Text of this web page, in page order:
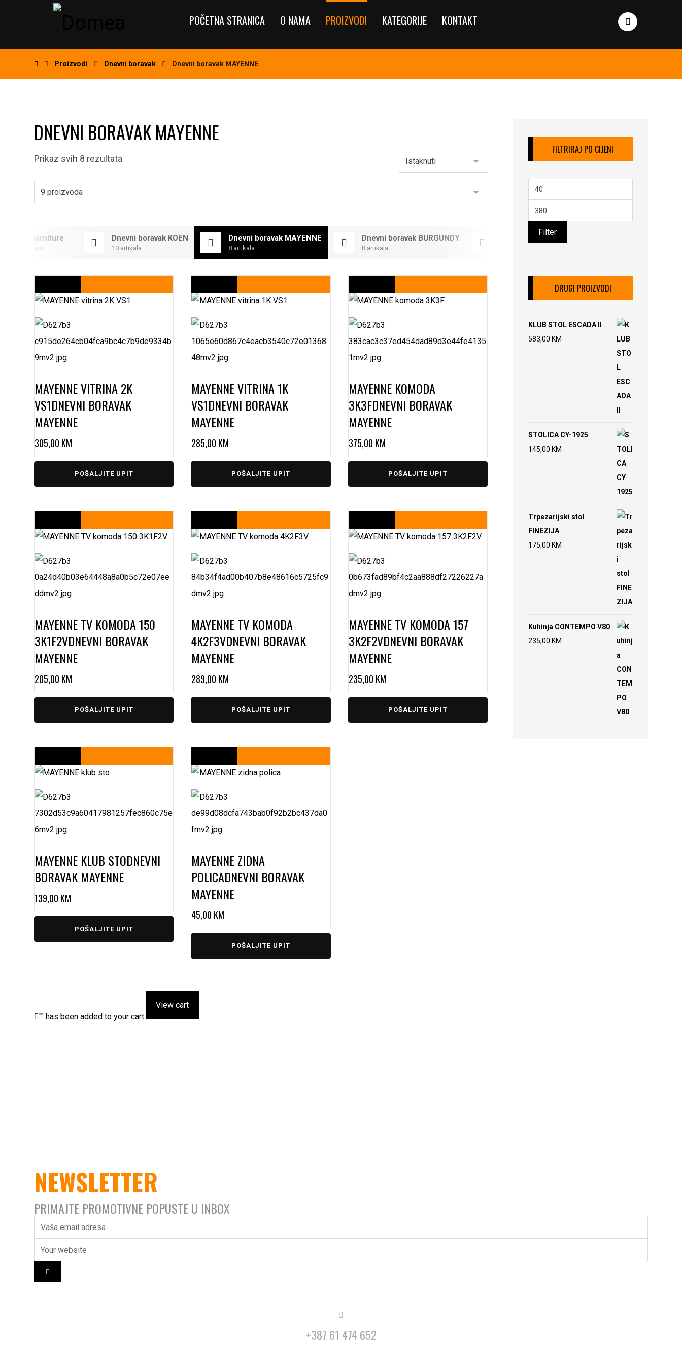
POČETNA STRANICA O NAMA PROIZVODI KATEGORIJE KONTAKT
Proizvodi Dnevni boravak Dnevni boravak MAYENNE
DNEVNI BORAVAK MAYENNE
Prikaz svih 8 rezultata
TDF Garniture
11 artikala
Dnevni boravak KOEN
10 artikala
Dnevni boravak MAYENNE
8 artikala
Dnevni boravak BURGUNDY
8 artikala
Dnevni boravak SARDINIA
MAYENNE VITRINA 2K
VS1DNEVNI BORAVAK
MAYENNE
305,00 KM
POŠALJITE UPIT
MAYENNE VITRINA 1K
VS1DNEVNI BORAVAK
MAYENNE
285,00 KM
POŠALJITE UPIT
MAYENNE KOMODA
3K3FDNEVNI BORAVAK
MAYENNE
375,00 KM
POŠALJITE UPIT
MAYENNE TV KOMODA 150
3K1F2VDNEVNI BORAVAK
MAYENNE
205,00 KM
POŠALJITE UPIT
MAYENNE TV KOMODA
4K2F3VDNEVNI BORAVAK
MAYENNE
289,00 KM
POŠALJITE UPIT
MAYENNE TV KOMODA 157
3K2F2VDNEVNI BORAVAK
MAYENNE
235,00 KM
POŠALJITE UPIT
MAYENNE KLUB STODNEVNI
BORAVAK MAYENNE
139,00 KM
POŠALJITE UPIT
MAYENNE ZIDNA
POLICADNEVNI BORAVAK
MAYENNE
45,00 KM
POŠALJITE UPIT
"" has been added to your cart.
View cart
FILTRIRAJ PO CIJENI
Filter
DRUGI PROIZVODI
KLUB STOL ESCADA II
583,00 KM
STOLICA CY-1925
145,00 KM
Trpezarijski stol
FINEZIJA
175,00 KM
Kuhinja CONTEMPO V80
235,00 KM
NEWSLETTER
PRIMAJTE PROMOTIVNE POPUSTE U INBOX
+387 61 474 652